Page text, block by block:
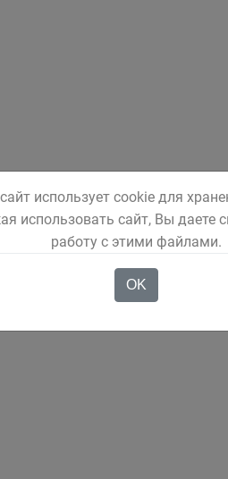
использует cookie для
использовать сайт, Вы даете
работу с этими файлами.
OK